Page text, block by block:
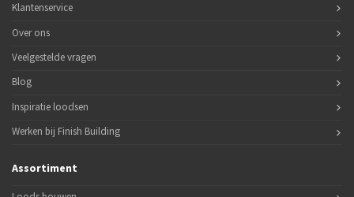
Klantenservice
Over ons
Veelgestelde vragen
Blog
Inspiratie loodsen
Werken bij Finish Building
Assortiment